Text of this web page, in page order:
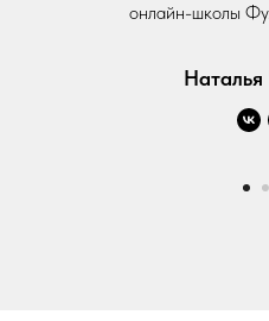
онлайн-школы
Наталья